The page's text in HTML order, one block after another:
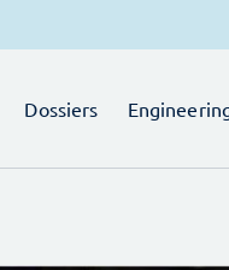
Dossiers